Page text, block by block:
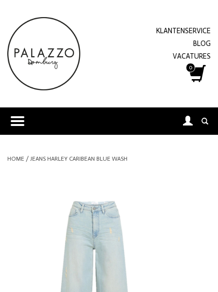
KLANTENSERVICE
BLOG
VACATURES
0
HOME / JEANS HARLEY CARIBEAN BLUE WASH